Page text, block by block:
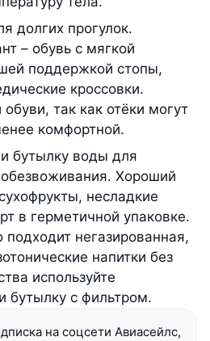
долгих прогулок.
– обувь с мягкой
поддержкой стопы,
кроссовки.
обуви, так как отёки могут
комфортной.
бутылку воды для
Хороший
несладкие
в герметичной упаковке.
негазированная,
напитки без
используйте
бутылку с фильтром.
на соцсети Авиасейлс,